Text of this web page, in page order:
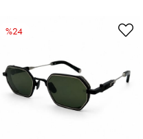
%24